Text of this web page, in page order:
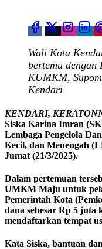
Wali Kota
bertemu
KUMKM,
Kendari
KENDARI,
Siska Karina Imran
Lembaga Pengelola
Kecil, dan Menengah
Jumat (21/3/2025).
Dalam pertemuan
UMKM Maju untuk
Pemerintah Kota
dana sebesar Rp 5 juta
mendaftarkan tempat
Kata Siska, bantuan